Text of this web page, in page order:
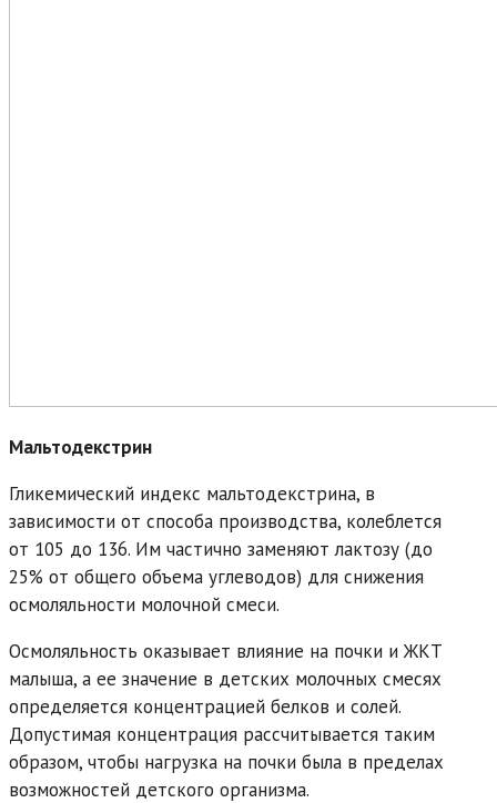
Мальтодекстрин
Гликемический индекс мальтодекстрина, в
зависимости от способа производства, колеблется
от 105 до 136. Им частично заменяют лактозу (до
25% от общего объема углеводов) для снижения
осмоляльности молочной смеси.
Осмоляльность оказывает влияние на почки и ЖКТ
малыша, а ее значение в детских молочных смесях
определяется концентрацией белков и солей.
Допустимая концентрация рассчитывается таким
образом, чтобы нагрузка на почки была в пределах
возможностей детского организма.